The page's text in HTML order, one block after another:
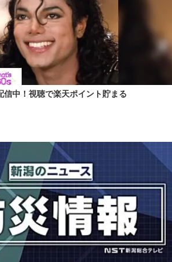
信中！視聴で楽天ポイント貯まる